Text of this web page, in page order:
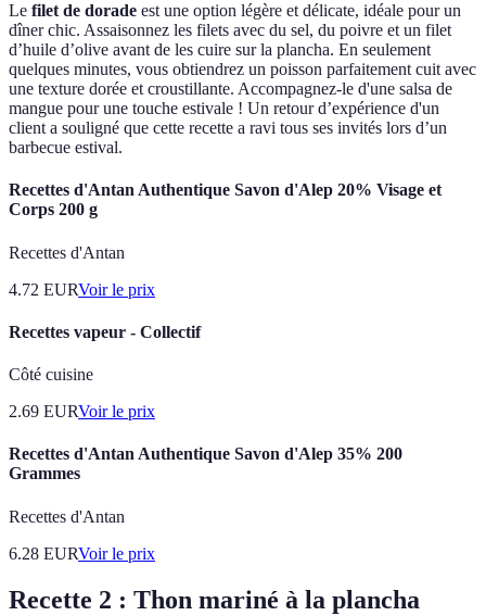
Le filet de dorade est une option légère et délicate, idéale pour un
dîner chic. Assaisonnez les filets avec du sel, du poivre et un filet
d’huile d’olive avant de les cuire sur la plancha. En seulement
quelques minutes, vous obtiendrez un poisson parfaitement cuit avec
une texture dorée et croustillante. Accompagnez-le d'une salsa de
mangue pour une touche estivale ! Un retour d’expérience d'un
client a souligné que cette recette a ravi tous ses invités lors d’un
barbecue estival.
Recettes d'Antan Authentique Savon d'Alep 20% Visage et
Corps 200 g
Recettes d'Antan
4.72 EURVoir le prix
Recettes vapeur - Collectif
Côté cuisine
2.69 EURVoir le prix
Recettes d'Antan Authentique Savon d'Alep 35% 200
Grammes
Recettes d'Antan
6.28 EURVoir le prix
Recette 2 : Thon mariné à la plancha